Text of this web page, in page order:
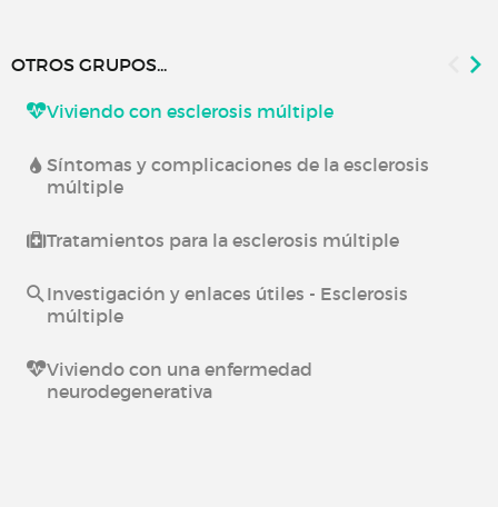
OTROS GRUPOS...
Viviendo con esclerosis múltiple
Síntomas y complicaciones de la esclerosis
múltiple
Tratamientos para la esclerosis múltiple
Investigación y enlaces útiles - Esclerosis
múltiple
Viviendo con una enfermedad
neurodegenerativa